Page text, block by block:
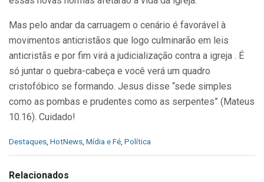
Mas pelo andar da carruagem o cenário é favorável à
movimentos anticristãos que logo culminarão em leis
anticristãs e por fim virá a judicialização contra a igreja . É
só juntar o quebra-cabeça e você verá um quadro
cristofóbico se formando. Jesus disse “sede simples
como as pombas e prudentes como as serpentes” (Mateus
10.16). Cuidado!
C
e
Destaques HotNews Mídia e Fé Política
Relacionados